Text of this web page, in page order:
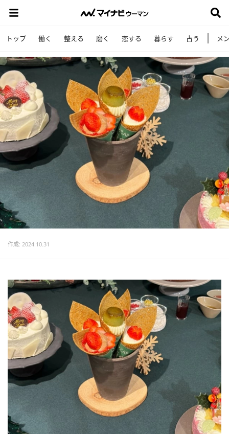
トップ 働く 整える 磨く 恋する 暮らす 占う メ
作成: 2024.10.31